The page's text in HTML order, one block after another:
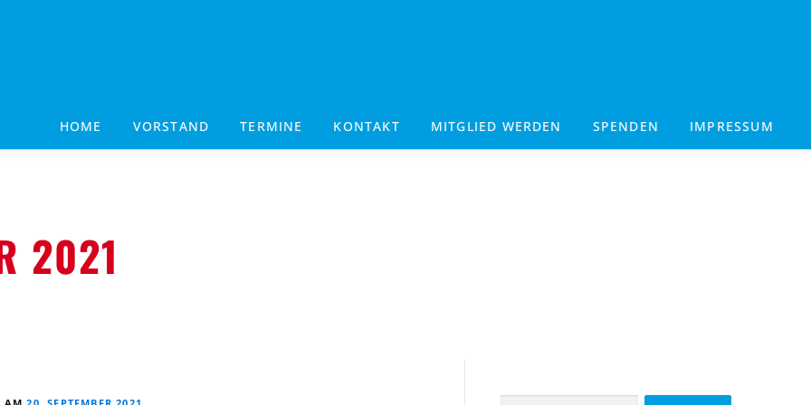
HOME VORSTAND TERMINE KONTAKT MITGLIED WERDEN SPENDEN IMPRESSUM
2021